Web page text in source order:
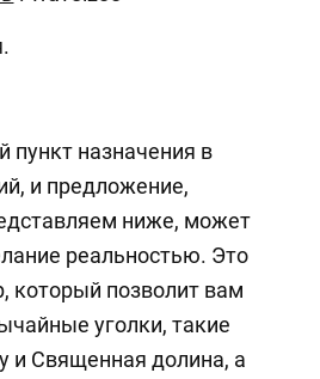
пункт назначения в
и предложение,
ниже, может
реальностью. Это
который позволит вам
уголки, такие
и Священная долина, а